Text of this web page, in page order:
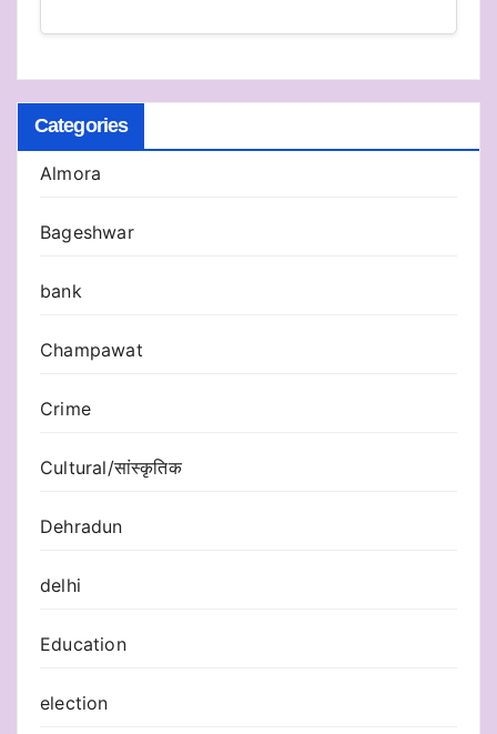
Categories
Almora
Bageshwar
bank
Champawat
Crime
Cultural/सांस्कृतिक
Dehradun
delhi
Education
election